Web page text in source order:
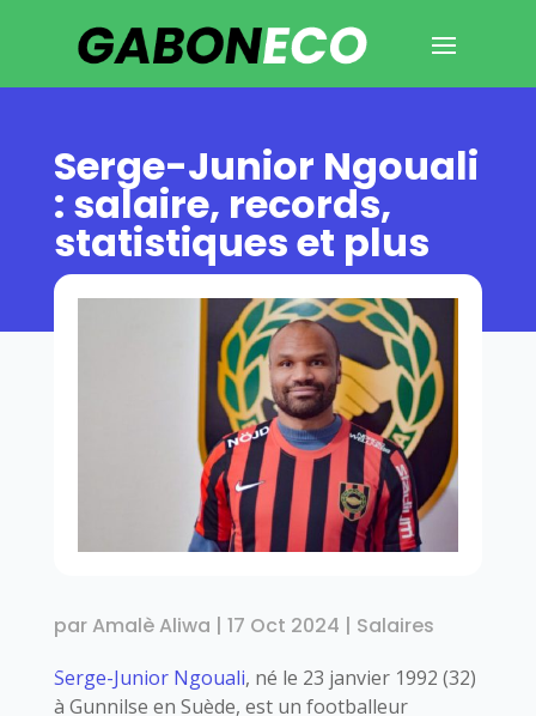
Serge-Junior Ngouali
: salaire, records,
statistiques et plus
parAmalè Aliwa | 17 Oct 2024 | Salaires
Serge-Junior Ngouali, né le 23 janvier 1992 (32)
à Gunnilse en Suède, est un footballeur